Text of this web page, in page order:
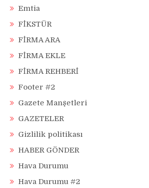
Emtia
FİKSTÜR
FİRMA ARA
FİRMA EKLE
FİRMA REHBERİ
Footer #2
Gazete Manşetleri
GAZETELER
Gizlilik politikası
HABER GÖNDER
Hava Durumu
Hava Durumu #2